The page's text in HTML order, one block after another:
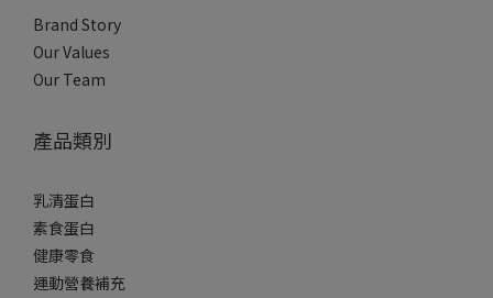
Brand Story
Our Values
Our Team
產品類別
乳清蛋白
素食蛋白
健康零食
運動營養補充